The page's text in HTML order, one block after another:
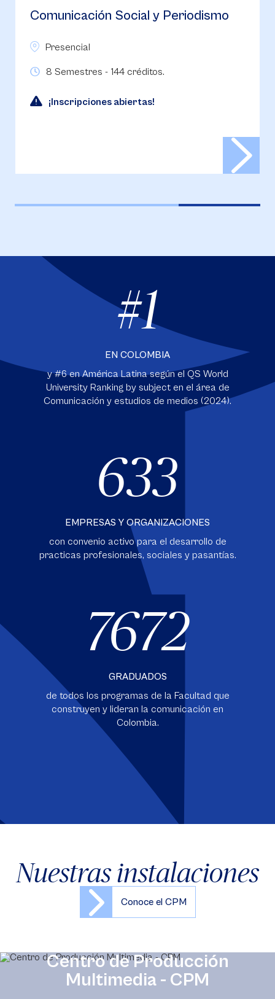
Comunicación Social y Periodismo
Presencial
8 Semestres - 144 créditos.
¡Inscripciones abiertas!
#1
EN COLOMBIA
y #6 en América Latina según el QS World
University Ranking by subject en el área de
Comunicación y estudios de medios (2024).
633
EMPRESAS Y ORGANIZACIONES
con convenio activo para el desarrollo de
practicas profesionales, sociales y pasantías.
7672
GRADUADOS
de todos los programas de la Facultad que
construyen y lideran la comunicación en
Colombia.
Nuestras instalaciones
Conoce el CPM
Centro de Producción
Multimedia - CPM